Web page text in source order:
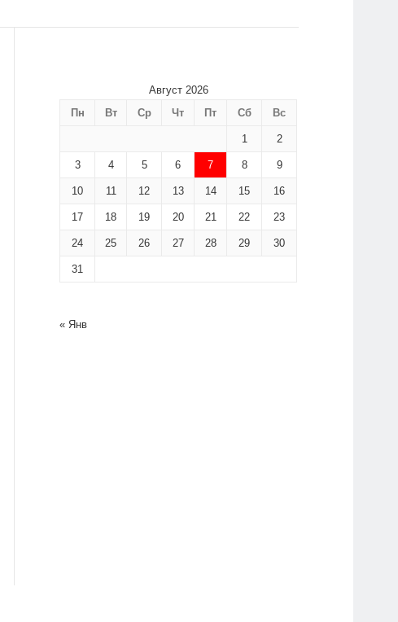
Август 2026
Пн
Вт Ср Чт Пт Сб Вс
1 2
3 4 5 6 7 8 9
10 11 12 13 14 15 16
17 18 19 20 21 22 23
24 25 26 27 28 29 30
31
« Янв